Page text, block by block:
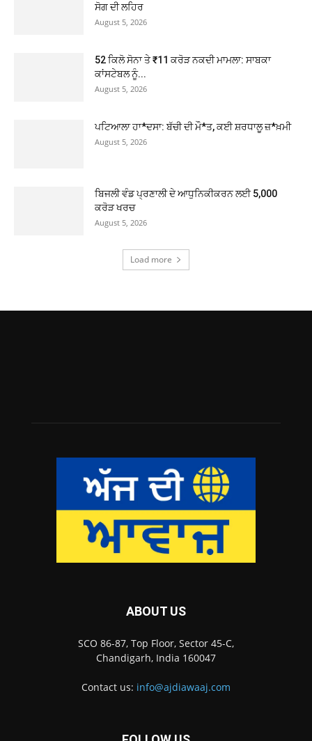
ਸੋਗ ਦੀ ਲਹਿਰ
August 5, 2026
52 ਕਿਲੋ ਸੋਨਾ ਤੇ ₹11 ਕਰੋੜ ਨਕਦੀ ਮਾਮਲਾ: ਸਾਬਕਾ
ਕਾਂਸਟੇਬਲ ਨੂੰ...
August 5, 2026
ਪਟਿਆਲਾ ਹਾ*ਦਸਾ: ਬੱਚੀ ਦੀ ਮੌ*ਤ, ਕਈ ਸ਼ਰਧਾਲੂ ਜ਼*ਖ਼ਮੀ
August 5, 2026
ਬਿਜਲੀ ਵੰਡ ਪ੍ਰਣਾਲੀ ਦੇ ਆਧੁਨਿਕੀਕਰਨ ਲਈ 5,000
ਕਰੋੜ ਖਰਚ
August 5, 2026
Load more
ABOUT US
SCO 86-87, Top Floor, Sector 45-C,
Chandigarh, India 160047
Contact us: info@ajdiawaaj.com